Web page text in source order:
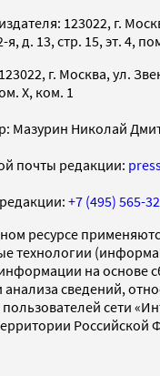
123022, г.
д. 13, стр. 15, эт. 4,
г. Москва, ул.
X, ком. 1
Мазурин Николай
почты редакции:
+7 (495) 565-
ресурсе
технологии
на основе
анализа сведений,
сети
Российской